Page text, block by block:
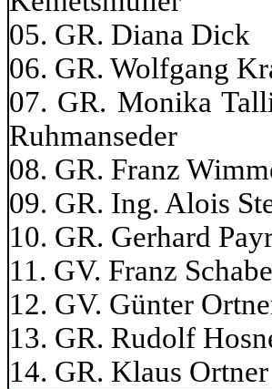
05. GR.
06. GR.
07. GR.
Ruhmanseder
08. GR. Franz
09. GR. Ing.
10. GR.
11. GV. Franz
12. GV.
13. GR.
14. GR.